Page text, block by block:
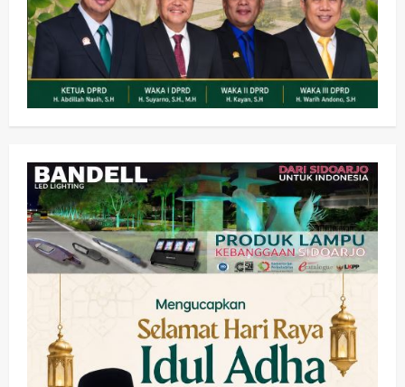
2
Adu Taktik di Atas Rumput Sintetis:
PWI dan Sapma PP Sidoarjo
Memanaskan Mesin Menuju Piala
Soccer
wartanusa 5 Agustus 2026
Ekonomi Hiburan Pemerintahan
HOT NEWS: Ribuan Warga Wage
Tumplek Blek di Bazar Rakyat Jalan
Jambu, Borong Kuliner UMKM Sambil
Nonton Jaranan!
wartanusa 4 Agustus 2026
Keagamaan Pemerintahan